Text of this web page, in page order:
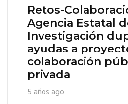
Retos-
Agencia Estatal
Investigación
ayudas a
colaboración
privada
5 años ago